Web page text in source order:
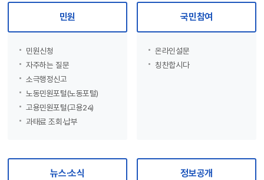
민원
민원신청
자주하는 질문
소극행정신고
노동민원포털(노동포털)
고용민원포털(고용24)
과태료 조회·납부
국민참여
온라인설문
칭찬합시다
뉴스·소식 정보공개